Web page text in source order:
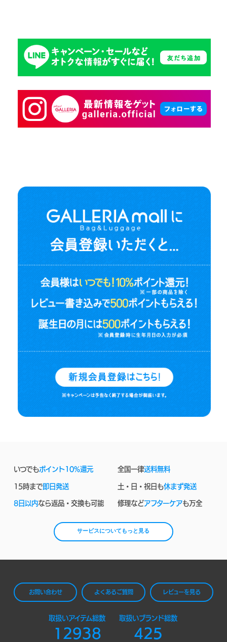
いつでもポイント10%還元 全国一律送料無料
15時まで即日発送 土・日・祝日も休まず発送
8日以内なら返品・交換も可能 修理などアフターケアも万全
サービスについてもっと見る
お問い合わせ よくあるご質問 レビューを見る
取扱いアイテム総数
12938
取扱いブランド総数
425